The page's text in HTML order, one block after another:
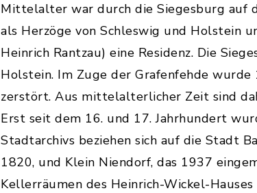
Mittelalter war durch die Siegesburg auf
als Herzöge von Schleswig und Holstein
Heinrich Rantzau) eine Residenz. Die
Holstein. Im Zuge der Grafenfehde
zerstört. Aus mittelalterlicher Zeit sind
Erst seit dem 16. und 17. Jahrhundert
Stadtarchivs beziehen sich auf die Stadt
1820, und Klein Niendorf, das 1937
Kellerräumen des Heinrich-Wickel-